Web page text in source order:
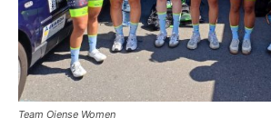
Team Oiense Women